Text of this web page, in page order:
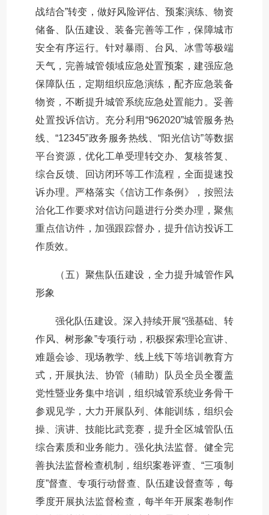
战结合”转变，做好风险评估、预案演练、物资
储备、队伍建设、装备完善等工作，保障城市
安全有序运行。针对暴雨、台风、冰雪等极端
天气，完善城管领域应急处置预案，建强应急
保障队伍，定期组织应急演练，配齐应急装备
物资，不断提升城管系统应急处置能力。妥善
处置投诉信访。充分利用“962020”城管服务热
线、“12345”政务服务热线、“阳光信访”等数据
平台资源，优化工单受理转交办、复核答复、
综合反馈、回访闭环等工作流程，全面提速投
诉办理。严格落实《信访工作条例》，按照法
治化工作要求对信访问题进行分类办理，聚焦
重点信访件，加强跟踪督办，提升信访投诉工
作质效。
（五）聚焦队伍建设，全力提升城管作风
形象
强化队伍建设。深入持续开展“强基础、转
作风、树形象”专项行动，积极探索理论宣讲、
难题会诊、现场教学、线上线下等培训教育方
式，开展执法、协管（辅助）队员全员全覆盖
党性暨业务集中培训，组织城管系统业务骨干
参观见学，大力开展队列、体能训练，组织会
操、演讲、技能比武竞赛，提升全区城管队伍
综合素质和业务能力。强化执法监督。健全完
善执法监督检查机制，组织案卷评查、“三项制
度”督查、专项行动督查、队伍建设督查等，每
季度开展执法监督检查，每半年开展案卷制作